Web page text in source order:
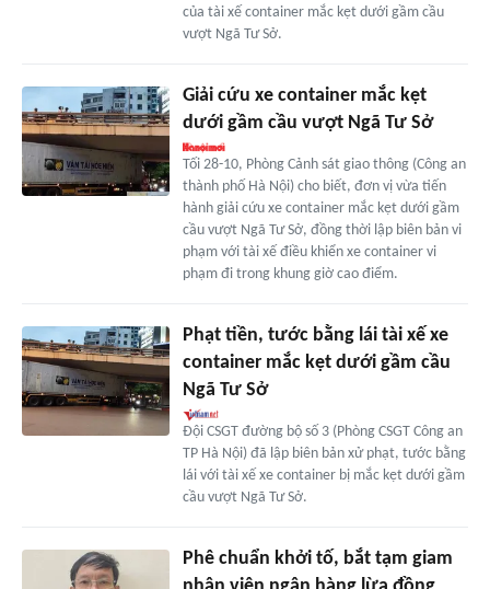
của tài xế container mắc kẹt dưới gầm cầu
vượt Ngã Tư Sở.
Giải cứu xe container mắc kẹt
dưới gầm cầu vượt Ngã Tư Sở
Tối 28-10, Phòng Cảnh sát giao thông (Công an
thành phố Hà Nội) cho biết, đơn vị vừa tiến
hành giải cứu xe container mắc kẹt dưới gầm
cầu vượt Ngã Tư Sở, đồng thời lập biên bản vi
phạm với tài xế điều khiển xe container vi
phạm đi trong khung giờ cao điểm.
Phạt tiền, tước bằng lái tài xế xe
container mắc kẹt dưới gầm cầu
Ngã Tư Sở
Đội CSGT đường bộ số 3 (Phòng CSGT Công an
TP Hà Nội) đã lập biên bản xử phạt, tước bằng
lái với tài xế xe container bị mắc kẹt dưới gầm
cầu vượt Ngã Tư Sở.
Phê chuẩn khởi tố, bắt tạm giam